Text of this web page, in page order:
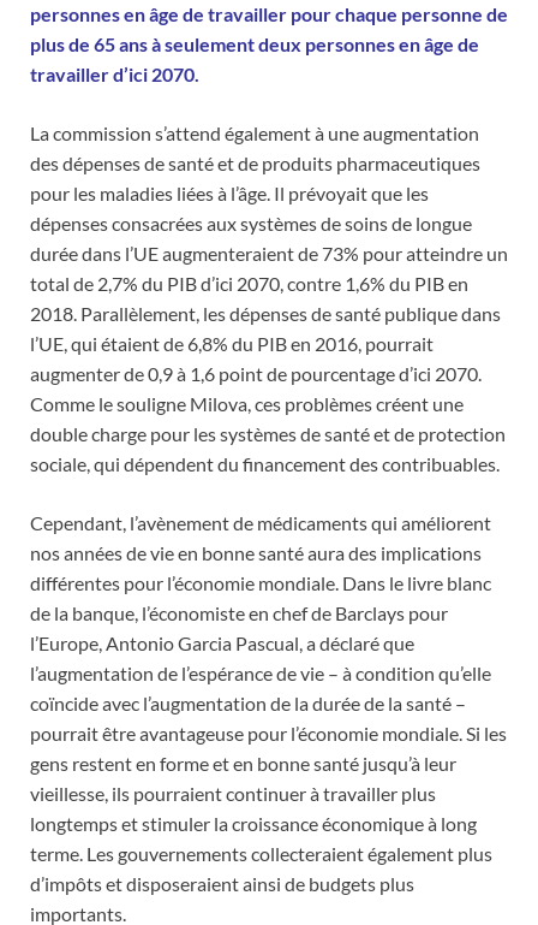
personnes en âge de travailler pour chaque personne de
plus de 65 ans à seulement deux personnes en âge de
travailler d’ici 2070.
La commission s’attend également à une augmentation
des dépenses de santé et de produits pharmaceutiques
pour les maladies liées à l’âge. Il prévoyait que les
dépenses consacrées aux systèmes de soins de longue
durée dans l’UE augmenteraient de 73% pour atteindre un
total de 2,7% du PIB d’ici 2070, contre 1,6% du PIB en
2018. Parallèlement, les dépenses de santé publique dans
l’UE, qui étaient de 6,8% du PIB en 2016, pourrait
augmenter de 0,9 à 1,6 point de pourcentage d’ici 2070.
Comme le souligne Milova, ces problèmes créent une
double charge pour les systèmes de santé et de protection
sociale, qui dépendent du financement des contribuables.
Cependant, l’avènement de médicaments qui améliorent
nos années de vie en bonne santé aura des implications
différentes pour l’économie mondiale. Dans le livre blanc
de la banque, l’économiste en chef de Barclays pour
l’Europe, Antonio Garcia Pascual, a déclaré que
l’augmentation de l’espérance de vie – à condition qu’elle
coïncide avec l’augmentation de la durée de la santé –
pourrait être avantageuse pour l’économie mondiale. Si les
gens restent en forme et en bonne santé jusqu’à leur
vieillesse, ils pourraient continuer à travailler plus
longtemps et stimuler la croissance économique à long
terme. Les gouvernements collecteraient également plus
d’impôts et disposeraient ainsi de budgets plus
importants.